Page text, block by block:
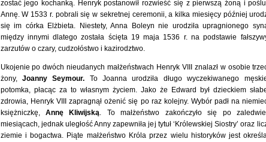
zostać jego kochanką. Henryk postanowił rozwieść się z pierwszą żoną i
Annę. W 1533 r. pobrali się w sekretnej ceremonii, a kilka miesięcy później
się im córka Elżbieta. Niestety, Anna Boleyn nie urodziła upragnionego
między innymi dlatego została ścięta 19 maja 1536 r. na podstawie
zarzutów o czary, cudzołóstwo i kazirodztwo.
Ukojenie po dwóch nieudanych małżeństwach Henryk VIII znalazł w osobie
żony, Joanny Seymour. To Joanna urodziła długo wyczekiwanego
potomka, płacąc za to własnym życiem. Jako że Edward był dzieckiem
zdrowia, Henryk VIII zapragnął ożenić się po raz kolejny. Wybór padł na
księżniczkę, Annę Kliwijską. To małżeństwo zakończyło się po
miesiącach, jednak uległość Anny zapewniła jej tytuł ‘Królewskiej Siostry’ oraz
ziemie i bogactwa. Piąte małżeństwo Króla przez wielu historyków jest